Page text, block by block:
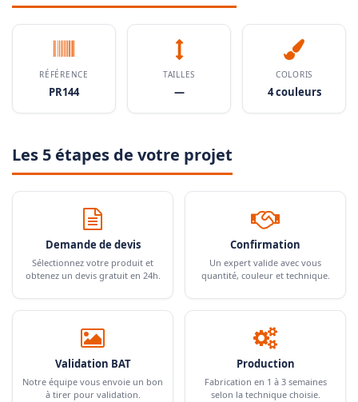
RÉFÉRENCE
PR144
TAILLES
—
COLORIS
4 couleurs
Les 5 étapes de votre projet
Demande de devis
Sélectionnez votre produit et
obtenez un devis gratuit en 24h.
Confirmation
Un expert valide avec vous
quantité, couleur et technique.
Validation BAT
Notre équipe vous envoie un bon
à tirer pour validation.
Production
Fabrication en 1 à 3 semaines
selon la technique choisie.